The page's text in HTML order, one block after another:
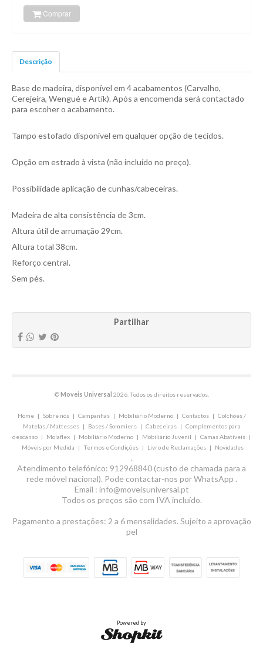
Comprar
Descrição
Base de madeira, disponível em 4 acabamentos (Carvalho,
Cerejeira, Wengué e Artik). Após a encomenda será contactado
para escoher o acabamento.
Tampo estofado disponível em qualquer opção de tecidos.
Opção em estrado à vista (não incluído no preço).
Possibilidade aplicação de cunhas/cabeceiras.
Madeira de alta consistência de 3cm.
Altura útil de arrumação 29cm.
Altura total 38cm.
Reforço central.
Sem pés.
Partilhar
© Moveis Universal 2026. Todos os direitos reservados.
Home| Sobre nós| Campanhas| Mobiliário Moderno| Contactos| Colchões /
Matelas / Mattesses| Bases / Sommiers| Cabeceiras| Complementos para
descanso | Molaflex | Mobiliário Moderno | Mobiliário Juvenil | Camas Abatíveis |
Móveis por Medida | Termos e Condições | Livro de Reclamações | Novidades
.
Atendimento telefónico: 912968840 (custo de chamada para a
rede móvel nacional). Pode contactar-nos por WhatsApp .
Email : info@moveisuniversal.pt
Todos os preços são com IVA incluído.
Pagamento a prestações: 2 a 6 mensalidades. Sujeito a aprovação
pel
Powered by